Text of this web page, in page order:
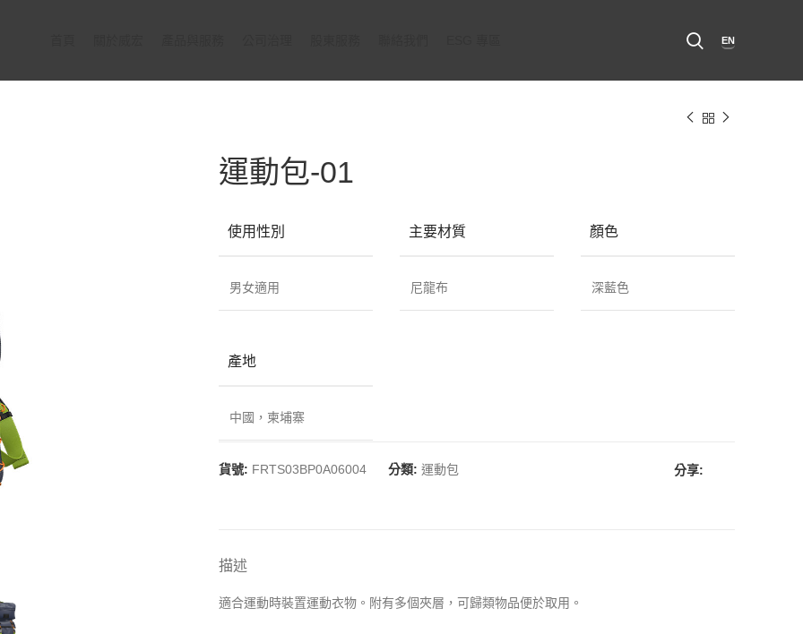
EN
運動包-01
使用性別
男女適用
主要材質
尼龍布
顏色
深藍色
產地
中國，柬埔寨
貨號: FRTS03BP0A06004 分類: 運動包 分享:
描述
適合運動時裝置運動衣物。附有多個夾層，可歸類物品便於取用。